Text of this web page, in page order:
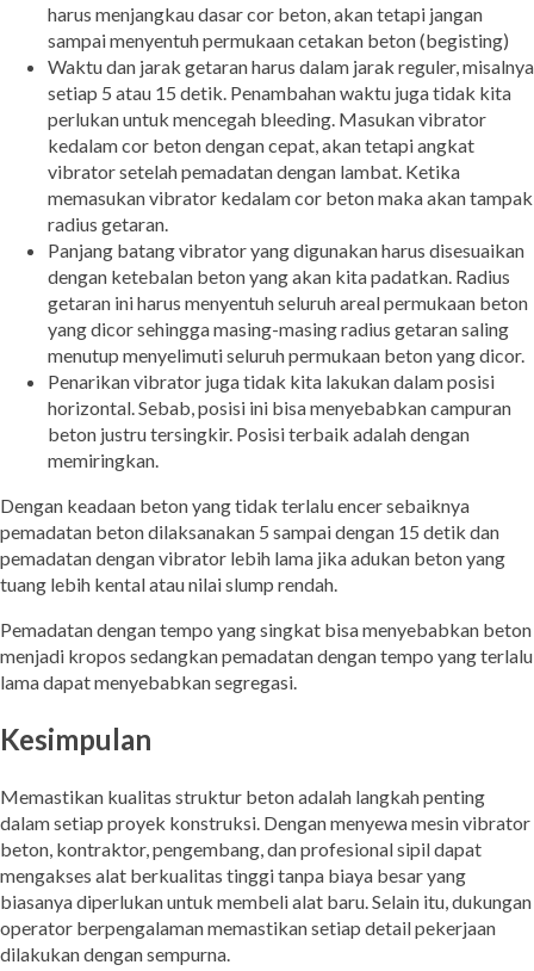
harus menjangkau dasar cor beton, akan tetapi jangan
sampai menyentuh permukaan cetakan beton (begisting)
Waktu dan jarak getaran harus dalam jarak reguler, misalnya
setiap 5 atau 15 detik. Penambahan waktu juga tidak kita
perlukan untuk mencegah bleeding. Masukan vibrator
kedalam cor beton dengan cepat, akan tetapi angkat
vibrator setelah pemadatan dengan lambat. Ketika
memasukan vibrator kedalam cor beton maka akan tampak
radius getaran.
Panjang batang vibrator yang digunakan harus disesuaikan
dengan ketebalan beton yang akan kita padatkan. Radius
getaran ini harus menyentuh seluruh areal permukaan beton
yang dicor sehingga masing-masing radius getaran saling
menutup menyelimuti seluruh permukaan beton yang dicor.
Penarikan vibrator juga tidak kita lakukan dalam posisi
horizontal. Sebab, posisi ini bisa menyebabkan campuran
beton justru tersingkir. Posisi terbaik adalah dengan
memiringkan.
Dengan keadaan beton yang tidak terlalu encer sebaiknya
pemadatan beton dilaksanakan 5 sampai dengan 15 detik dan
pemadatan dengan vibrator lebih lama jika adukan beton yang
tuang lebih kental atau nilai slump rendah.
Pemadatan dengan tempo yang singkat bisa menyebabkan beton
menjadi kropos sedangkan pemadatan dengan tempo yang terlalu
lama dapat menyebabkan segregasi.
Kesimpulan
Memastikan kualitas struktur beton adalah langkah penting
dalam setiap proyek konstruksi. Dengan menyewa mesin vibrator
beton, kontraktor, pengembang, dan profesional sipil dapat
mengakses alat berkualitas tinggi tanpa biaya besar yang
biasanya diperlukan untuk membeli alat baru. Selain itu, dukungan
operator berpengalaman memastikan setiap detail pekerjaan
dilakukan dengan sempurna.